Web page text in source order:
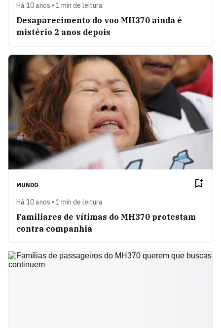
Há 10 anos • 1 min de leitura
Desaparecimento do voo MH370 ainda é
mistério 2 anos depois
MUNDO
Há 10 anos • 1 min de leitura
Familiares de vítimas do MH370 protestam
contra companhia